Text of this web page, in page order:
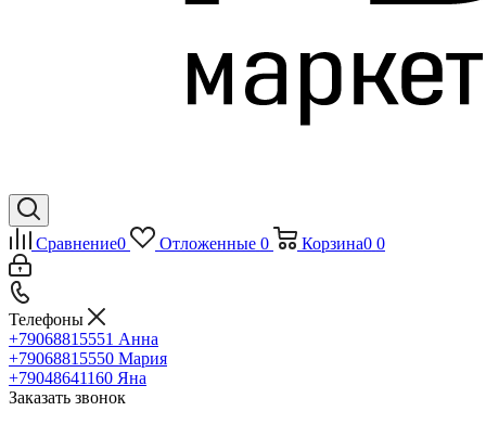
Сравнение0 Отложенные 0 Корзина0 0
Телефоны
+79068815551 Анна
+79068815550 Мария
+79048641160 Яна
Заказать звонок